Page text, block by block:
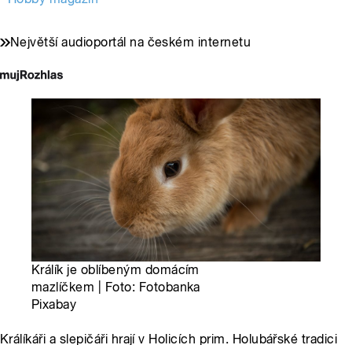
Největší audioportál na českém internetu
Králík je oblíbeným domácím
mazlíčkem | Foto: Fotobanka
Pixabay
Králíkáři a slepičáři hrají v Holicích prim. Holubářské tradici